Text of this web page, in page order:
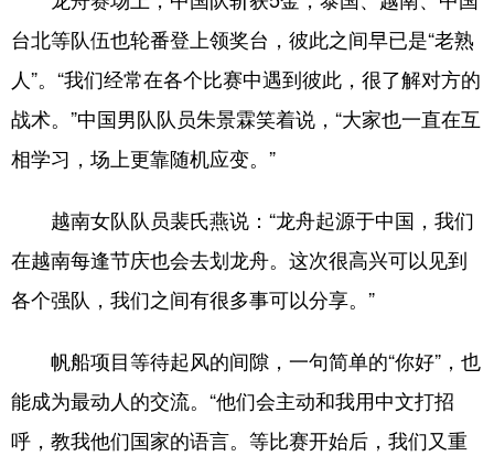
台北等队伍也轮番登上领奖台，彼此之间早已是“老熟
人”。“我们经常在各个比赛中遇到彼此，很了解对方的
战术。”中国男队队员朱景霖笑着说，“大家也一直在互
相学习，场上更靠随机应变。”
越南女队队员裴氏燕说：“龙舟起源于中国，我们
在越南每逢节庆也会去划龙舟。这次很高兴可以见到
各个强队，我们之间有很多事可以分享。”
帆船项目等待起风的间隙，一句简单的“你好”，也
能成为最动人的交流。“他们会主动和我用中文打招
呼，教我他们国家的语言。等比赛开始后，我们又重